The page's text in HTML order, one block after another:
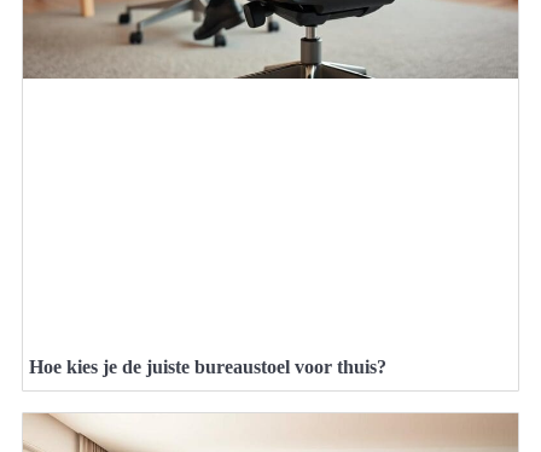
Hoe kies je de juiste bureaustoel voor thuis?